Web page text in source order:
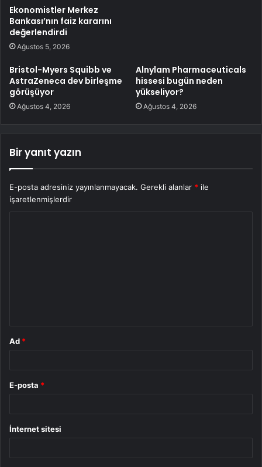
Ekonomistler Merkez
Bankası’nın faiz kararını
değerlendirdi
Ağustos 5, 2026
Bristol-Myers Squibb ve
AstraZeneca dev birleşme
görüşüyor
Ağustos 4, 2026
Alnylam Pharmaceuticals
hissesi bugün neden
yükseliyor?
Ağustos 4, 2026
Bir yanıt yazın
E-posta adresiniz yayınlanmayacak. Gerekli alanlar * ile
işaretlenmişlerdir
Ad *
E-posta *
İnternet sitesi